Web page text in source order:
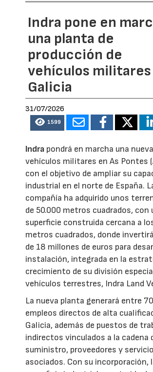
Indra pone en
una planta de
producción de
vehículos militares
Galicia
31/07/2026
1599
Indra pondrá en marcha una
vehículos militares en As Pontes
con el objetivo de ampliar su
industrial en el norte de España.
compañía ha adquirido unos
de 50.000 metros cuadrados, con
superficie construida cercana a
metros cuadrados, donde
de 18 millones de euros para
instalación, integrada en la
crecimiento de su división
vehículos terrestres, Indra Land
La nueva planta generará entre
empleos directos de alta
Galicia, además de puestos de
indirectos vinculados a la cadena
suministro, proveedores y
asociados. Con su incorporación,